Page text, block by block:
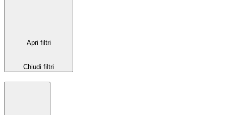
Apri filtri
Chiudi filtri